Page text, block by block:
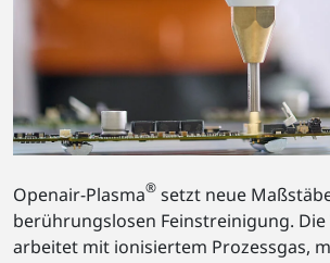
Openair-Plasma® setzt neue
berührungslosen Feinstreinigung. Die
arbeitet mit ionisiertem Prozessgas,